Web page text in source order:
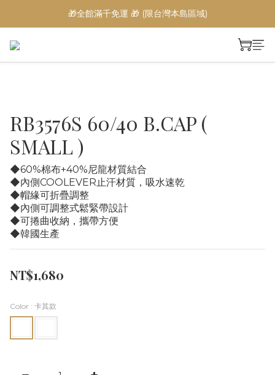
🎁全館滿千免運 🎁 (限台灣本島區域)
RB3576S 60/40 B.CAP (
SMALL )
◆60%棉布+40%尼龍材質結合
◆內側COOLEVER止汗材質，吸水速乾
◆帽緣可折疊調整
◆內側可調整式鬆緊帶設計
◆可捲曲收納，攜帶方便
◆韓國生產
NT$1,680
Color : 卡其款